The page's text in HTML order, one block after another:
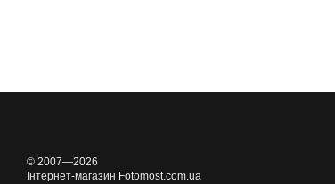
© 2007—2026
Інтернет-магазин Fotomost.com.ua